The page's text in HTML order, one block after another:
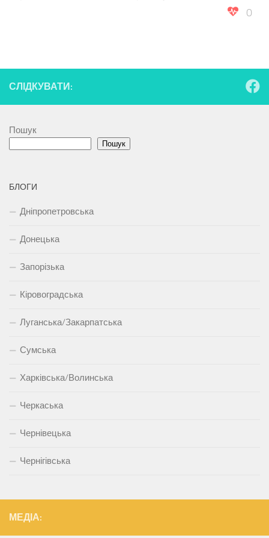
0
СЛІДКУВАТИ:
Пошук
Пошук
БЛОГИ
Дніпропетровська
Донецька
Запорізька
Кіровоградська
Луганська/Закарпатська
Сумська
Харківська/Волинська
Черкаська
Чернівецька
Чернігівська
МЕДІА: